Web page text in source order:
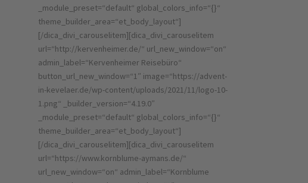
_module_preset=“default“ global_colors_info=“{}“
theme_builder_area=“et_body_layout“]
[/dica_divi_carouselitem][dica_divi_carouselitem
url=“http://kervenheimer.de/“ url_new_window=“on“
admin_label=“Kervenheimer Reisebüro“
button_url_new_window=“1″ image=“https://advent-
in-kevelaer.de/wp-content/uploads/2021/11/logo-10-
1.png“ _builder_version=“4.19.0″
_module_preset=“default“ global_colors_info=“{}“
theme_builder_area=“et_body_layout“]
[/dica_divi_carouselitem][dica_divi_carouselitem
url=“https://www.kornblume-aymans.de/“
url_new_window=“on“ admin_label=“Kornblume